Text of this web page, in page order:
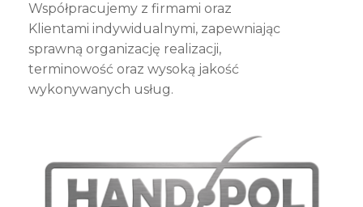
Współpracujemy z firmami oraz
Klientami indywidualnymi, zapewniając
sprawną organizację realizacji,
terminowość oraz wysoką jakość
wykonywanych usług.